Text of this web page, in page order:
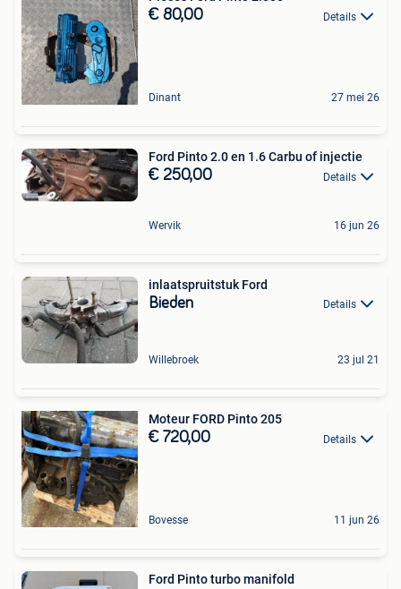
€ 80,00 Details
Dinant 27 mei 26
Ford Pinto 2.0 en 1.6 Carbu of injectie
€ 250,00 Details
Wervik 16 jun 26
inlaatspruitstuk Ford
Bieden Details
Willebroek 23 jul 21
Moteur FORD Pinto 205
€ 720,00 Details
Bovesse 11 jun 26
Ford Pinto turbo manifold